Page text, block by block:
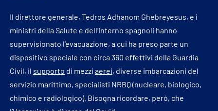
Il direttore generale, Tedros Adhanom Ghebreyesus, e i
ministri della Salute e dell’Interno spagnoli hanno
supervisionato l’evacuazione, a cui ha preso parte un
dispositivo speciale con circa 360 effettivi della Guardia
Civil, il supporto di mezzi aerei, diverse imbarcazioni del
servizio marittimo, specialisti NRBQ (nucleare, biologico,
chimico e radiologico). Bisogna ricordare, però, che